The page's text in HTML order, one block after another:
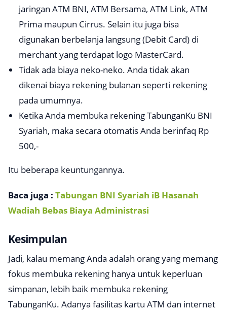
jaringan ATM BNI, ATM Bersama, ATM Link, ATM
Prima maupun Cirrus. Selain itu juga bisa
digunakan berbelanja langsung (Debit Card) di
merchant yang terdapat logo MasterCard.
Tidak ada biaya neko-neko. Anda tidak akan
dikenai biaya rekening bulanan seperti rekening
pada umumnya.
Ketika Anda membuka rekening TabunganKu BNI
Syariah, maka secara otomatis Anda berinfaq Rp
500,-
Itu beberapa keuntungannya.
Baca juga : Tabungan BNI Syariah iB Hasanah
Wadiah Bebas Biaya Administrasi
Kesimpulan
Jadi, kalau memang Anda adalah orang yang memang
fokus membuka rekening hanya untuk keperluan
simpanan, lebih baik membuka rekening
TabunganKu. Adanya fasilitas kartu ATM dan internet